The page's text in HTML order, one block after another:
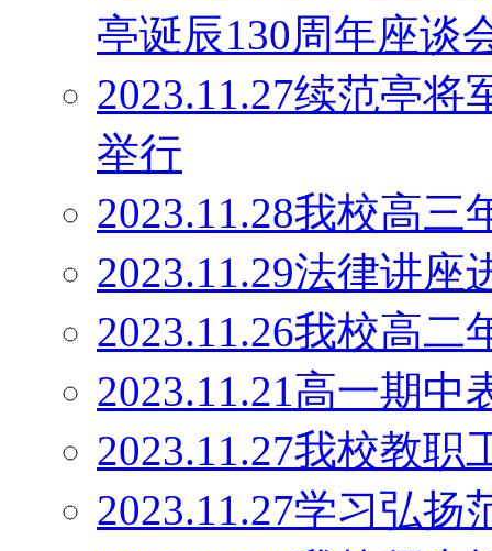
亭诞辰130周年座谈
2023.11.27续范亭将
举行
2023.11.28我校高
2023.11.29法律讲座
2023.11.26我校高
2023.11.21高一期中
2023.11.27我校教
2023.11.27学习弘